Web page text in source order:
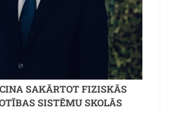
SAKĀRTOT FIZISKĀS
SISTĒMU SKOLĀS